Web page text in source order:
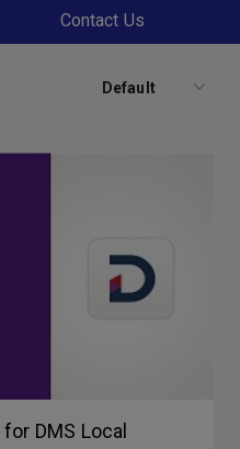
Contact Us
Default
DMS Local